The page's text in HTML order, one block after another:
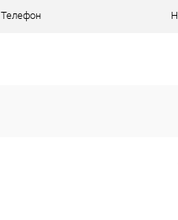
Телефон